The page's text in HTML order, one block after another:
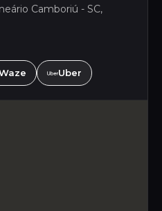
Camboriú - SC,
Uber